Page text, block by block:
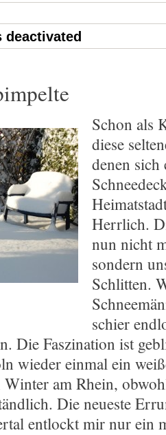
deactivated
Schon als
diese
denen sich
Herrlich.
nun nicht
sondern
Schlitten.
schier
Die Faszination ist
wieder einmal ein
am Rhein,
Die neueste
entlockt mir nur ein